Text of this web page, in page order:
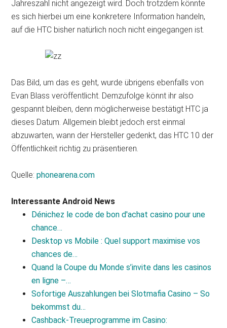
Jahreszahl nicht angezeigt wird. Doch trotzdem könnte
es sich hierbei um eine konkretere Information handeln,
auf die HTC bisher natürlich noch nicht eingegangen ist.
Das Bild, um das es geht, wurde übrigens ebenfalls von
Evan Blass veröffentlicht. Demzufolge könnt ihr also
gespannt bleiben, denn möglicherweise bestätigt HTC ja
dieses Datum. Allgemein bleibt jedoch erst einmal
abzuwarten, wann der Hersteller gedenkt, das HTC 10 der
Öffentlichkeit richtig zu präsentieren.
Quelle:phonearena.com
Interessante Android News
Dénichez le code de bon d'achat casino pour une
chance…
Desktop vs Mobile : Quel support maximise vos
chances de…
Quand la Coupe du Monde s’invite dans les casinos
en ligne –…
Sofortige Auszahlungen bei Slotmafia Casino – So
bekommst du…
Cashback-Treueprogramme im Casino: